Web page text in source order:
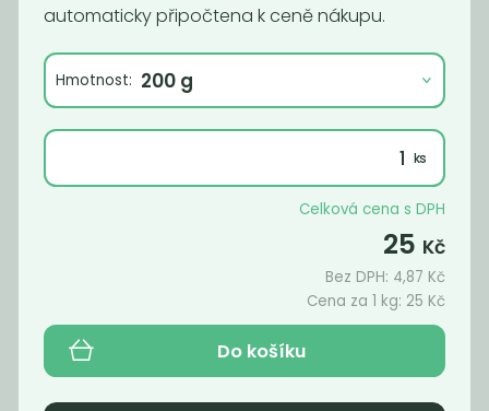
Momentálně
Kakaový prášek
BIO
629
Momentálně
65
automaticky připočtena k ceně nákupu.
Hmotnost:
Celková cena s DPH
25 Kč
Bez DPH: 4,87 Kč
Cena za 1 kg: 25 Kč
Do košíku